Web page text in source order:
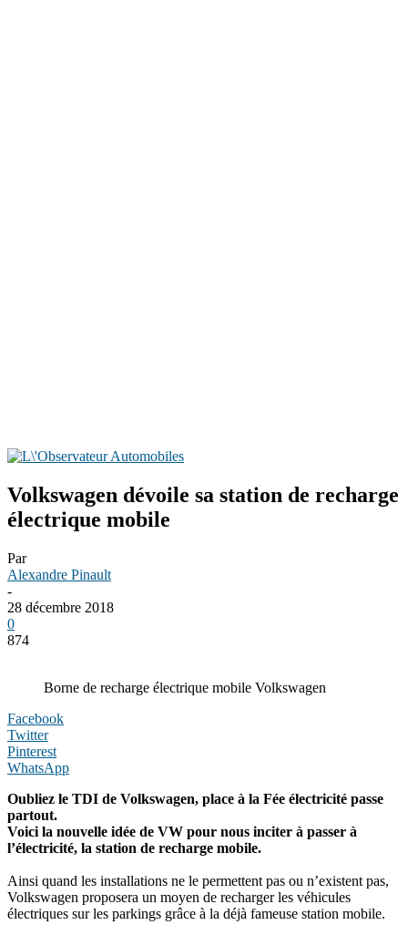
Volkswagen dévoile sa station de recharge
électrique mobile
Par
Alexandre Pinault
-
28 décembre 2018
0
874
Borne de recharge électrique mobile Volkswagen
Facebook
Twitter
Pinterest
WhatsApp
Oubliez le TDI de Volkswagen, place à la Fée électricité passe
partout.
Voici la nouvelle idée de VW pour nous inciter à passer à
l’électricité, la station de recharge mobile.
Ainsi quand les installations ne le permettent pas ou n’existent pas,
Volkswagen proposera un moyen de recharger les véhicules
électriques sur les parkings grâce à la déjà fameuse station mobile.